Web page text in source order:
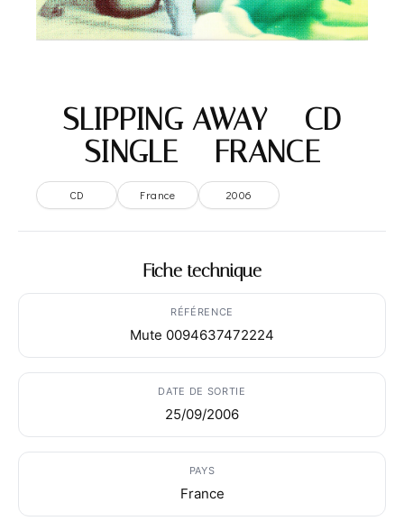
SLIPPING AWAY – CD
SINGLE – FRANCE
CD France 2006
Fiche technique
RÉFÉRENCE
Mute 0094637472224
DATE DE SORTIE
25/09/2006
PAYS
France